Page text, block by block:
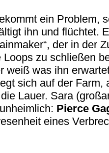
ein Problem,
ihn und flüchtet.
der in der
zu schließen
weiß was ihn
sich auf der Farm,
Lauer. Sara
Pierce
eines